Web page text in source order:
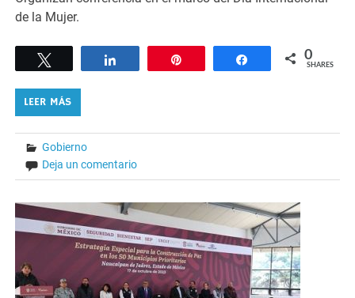
de la Mujer.
Share 0
SHARES
LEER MÁS
Gobierno
Deja un comentario